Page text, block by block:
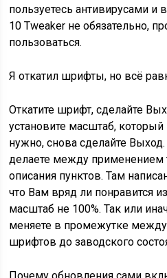
пользуетесь антивирусами и
10 Tweaker не обязательно,
пользоваться.
Я откатил шрифты, но всё
Откатите шрифт, сделайте
установите масштаб,
нужно, снова сделайте Выход.
делаете между применением
описания пунктов. Там
что Вам вряд ли понравится
масштаб не 100%. Так или
меняете в промежутке
шрифтов до заводского
Почему обновления сами